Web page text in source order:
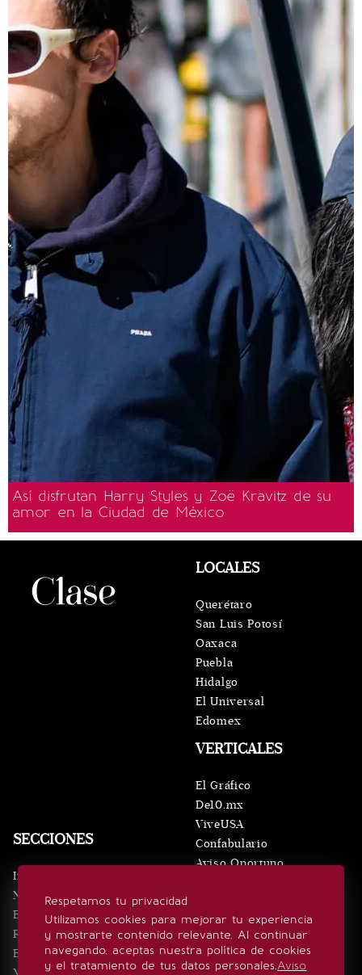
Así disfrutan Harry Styles y Zoë Kravitz de su
amor en la Ciudad de México
Respetamos tu privacidad
Utilizamos cookies para mejorar tu experiencia
y mostrarte contenido relevante. Al continuar
navegando, aceptas nuestra política de cookies
y el tratamiento de tus datos personales.Aviso
SECCIONES
Inicio
Noticias
Eventos
Realeza
Estilo de vida
VERTICALES
El Gráfico
De10.mx
ViveUSA
Confabulario
Aviso Oportuno
LOCALES
Querétaro
San Luis Potosí
Oaxaca
Puebla
Hidalgo
El Universal
Edomex
SÍGUENOS